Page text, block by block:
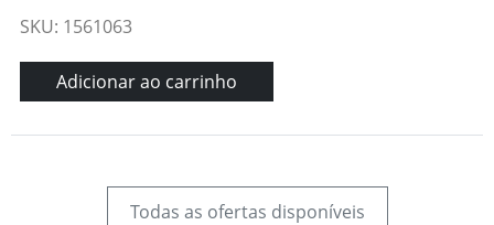
SKU: 1561063
Adicionar ao carrinho
Todas as ofertas disponíveis